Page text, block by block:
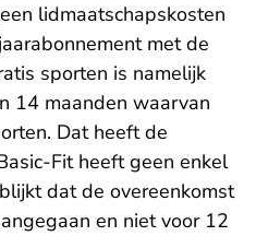
lidmaatschapskosten
met de
sporten is namelijk
14 maanden waarvan
Dat heeft de
Fit heeft geen enkel
dat de overeenkomst
en niet voor 12